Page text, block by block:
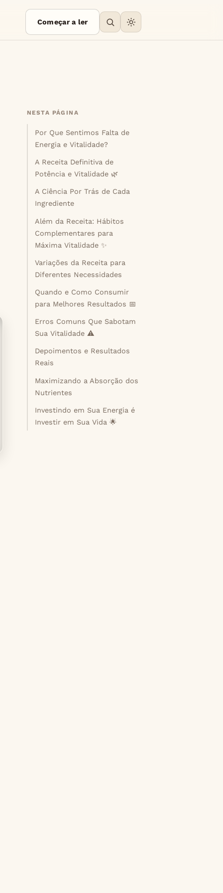
Começar a ler
NESTA PÁGINA
Por Que Sentimos Falta de
Energia e Vitalidade?
A Receita Definitiva de
Potência e Vitalidade 🌿
A Ciência Por Trás de Cada
Ingrediente
Além da Receita: Hábitos
Complementares para
Máxima Vitalidade ✨
Variações da Receita para
Diferentes Necessidades
Quando e Como Consumir
para Melhores Resultados 📅
Erros Comuns Que Sabotam
Sua Vitalidade ⚠️
Depoimentos e Resultados
Reais
Maximizando a Absorção dos
Nutrientes
Investindo em Sua Energia é
Investir em Sua Vida 🌟